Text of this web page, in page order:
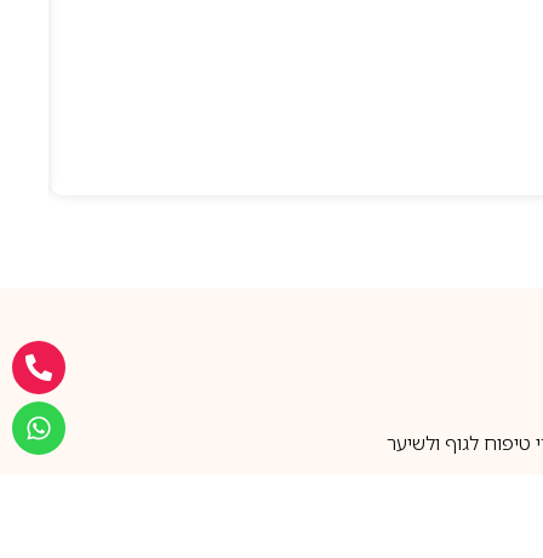
לגוף ולשיער